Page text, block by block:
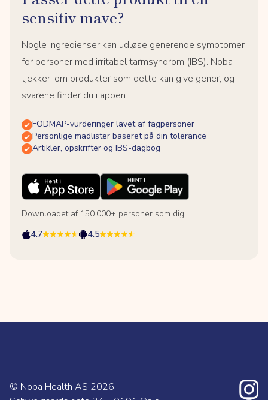
sensitiv mave?
Nogle ingredienser kan udløse generende symptomer
for personer med irritabel tarmsyndrom (IBS). Noba
tjekker, om produkter som dette kan give gener, og
svarene finder du i appen.
FODMAP-vurderinger lavet af fagpersoner
Personlige madlister baseret på din tolerance
Artikler, opskrifter og IBS-dagbog
Downloadet af 150.000+ personer som dig
4.7
4.5
© Noba Health AS 2026